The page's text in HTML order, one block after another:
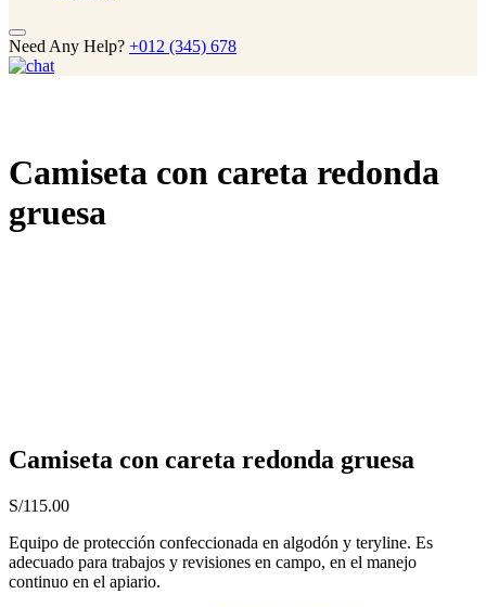
Need Any Help? +012 (345) 678
Camiseta con careta redonda
gruesa
Camiseta con careta redonda gruesa
S/115.00
Equipo de protección confeccionada en algodón y teryline. Es
adecuado para trabajos y revisiones en campo, en el manejo
continuo en el apiario.